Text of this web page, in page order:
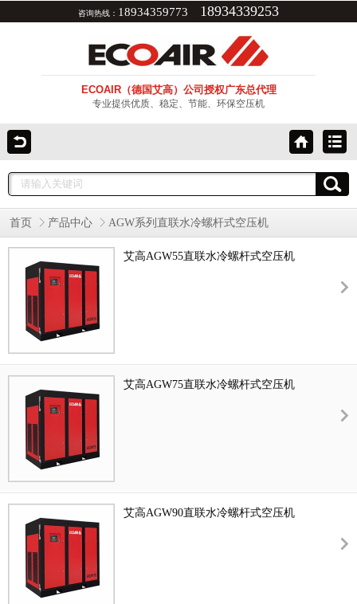
咨询热线： 18934359773 18934339253
ECOAIR（德国艾高）公司授权广东总代理
专业提供优质、稳定、节能、环保空压机
首页 产品中心 AGW系列直联水冷螺杆式空压机
艾高AGW55直联水冷螺杆式空压机
艾高AGW75直联水冷螺杆式空压机
艾高AGW90直联水冷螺杆式空压机